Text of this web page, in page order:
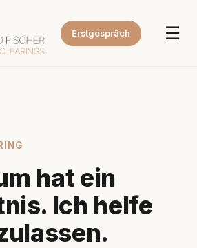
☰
Erstgespräch
hat ein
Ich helfe